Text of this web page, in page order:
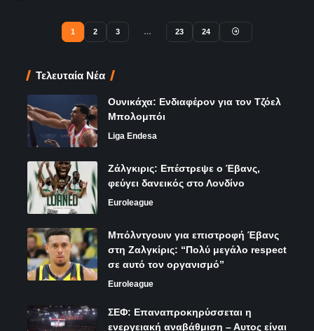
1 2 3 … 23 24
Τελευταία Νέα
Ουνικάχα: Ενδιαφέρον για τον Τζόελ
Μπολομπόι
Liga Endesa
Ζάλγκιρις: Επέστρεψε ο Έβανς,
φεύγει δανεικός στο Λονδίνο
Euroleague
Μπόλντγουιν για επιστροφή Έβανς
στη Ζαλγκίρις: “Πολύ μεγάλο respect
σε αυτό τον οργανισμό”
Euroleague
ΣΕΦ: Επαναπροκηρύσσεται η
ενεργειακή αναβάθμιση – Αυτος είναι